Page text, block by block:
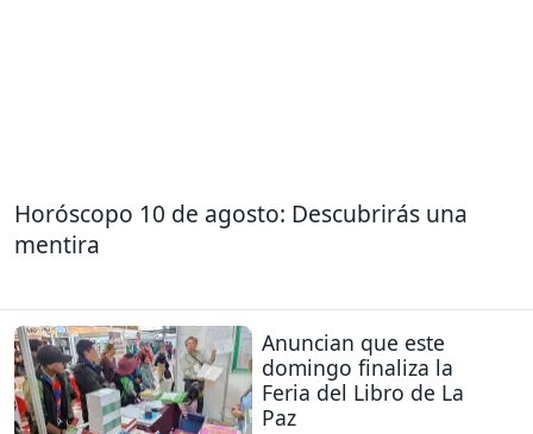
Horóscopo 10 de agosto: Descubrirás una
mentira
Anuncian que este
domingo finaliza la
Feria del Libro de La
Paz